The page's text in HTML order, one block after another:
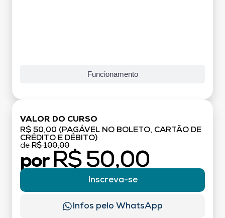
Funcionamento
VALOR DO CURSO
R$ 50,00 (PAGÁVEL NO BOLETO, CARTÃO DE
CRÉDITO E DÉBITO)
de R$ 100,00
por R$ 50,00
Inscreva-se
Infos pelo WhatsApp